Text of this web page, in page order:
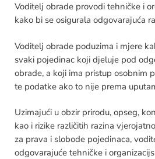
Voditelj obrade provodi tehničke i
kako bi se osigurala odgovarajuća
Voditelj obrade poduzima i mjere
svaki pojedinac koji djeluje pod
obrade, a koji ima pristup osobnim
te podatke ako to nije prema
Uzimajući u obzir prirodu, opseg,
kao i rizike različitih razina
za prava i slobode pojedinaca,
odgovarajuće tehničke i